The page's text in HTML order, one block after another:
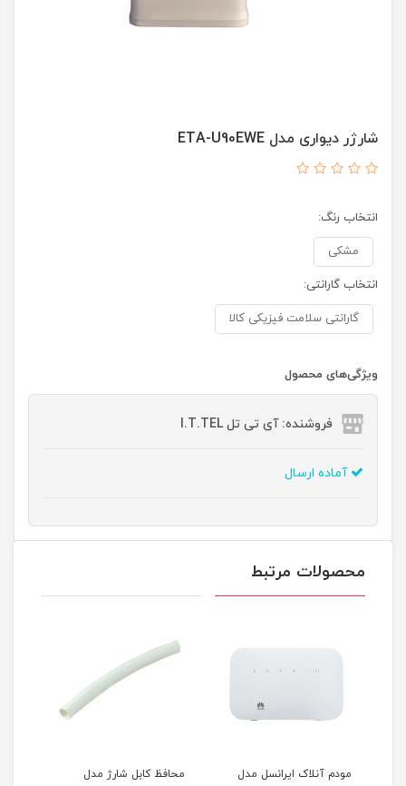
شارژر دیواری مدل ETA-U90EWE
انتخاب رنگ:
مشکی
انتخاب گارانتی:
گارانتی سلامت فیزیکی کالا
ویژگی‌های محصول
فروشنده: آی تی تل I.T.TEL
آماده ارسال
محصولات مرتبط
مودم آنلاک ایرانسل مدل
محافظ کابل شارژ مدل